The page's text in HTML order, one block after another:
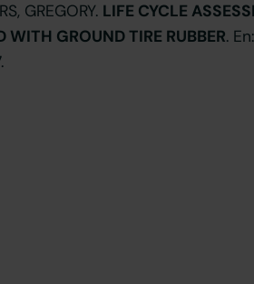
GREGORY. LIFE CYCLE
WITH GROUND TIRE RUBBER.